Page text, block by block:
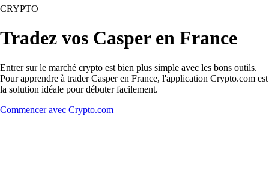
CRYPTO
Tradez vos Casper en France
Entrer sur le marché crypto est bien plus simple avec les bons outils.
Pour apprendre à trader Casper en France, l'application Crypto.com est
la solution idéale pour débuter facilement.
Commencer avec Crypto.com